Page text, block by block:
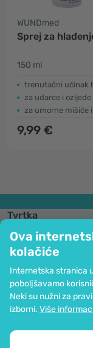
Ova
kolačiće
Internetska stranica
poboljšavamo
Neki su nužni za
izborni. Više
WUNDmed
Sprej za
150 ml
trenutačni učinak
za udarce i ozljede
za umorne mišiće
9,99 €
Tvrtka
Informacije
Pridružite nam se
Pomoć i narudžbe
Mogućnost kartičnog
SSL kodiranja.
Mapa stranice